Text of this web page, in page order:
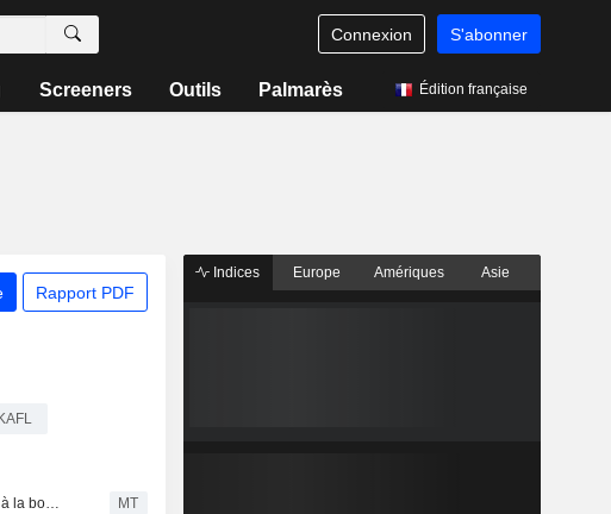
Connexion S'abonner
Screeners Outils Palmarès Édition française
Rapport PDF
Sukoon Takaful reprend sa cotation à la bourse de Dubaï MT
Indices Europe Amériques Asie